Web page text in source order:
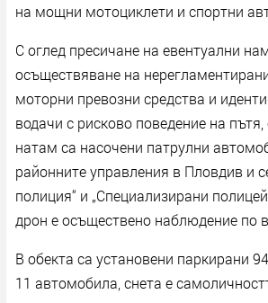
на мощни мотоциклети и спортни
С оглед пресичане на евентуални
осъществяване на
моторни превозни средства и
водачи с рисково поведение на
натам са насочени патрулни
районните управления в Пловдив и
полиция“ и „Специализирани
дрон е осъществено наблюдение по
В обекта са установени паркирани
11 автомобила, снета е